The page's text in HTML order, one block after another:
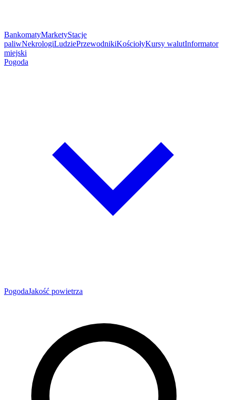
BankomatyMarketyStacje
paliwNekrologiLudziePrzewodnikiKościołyKursy walutInformator
miejski
Pogoda
PogodaJakość powietrza